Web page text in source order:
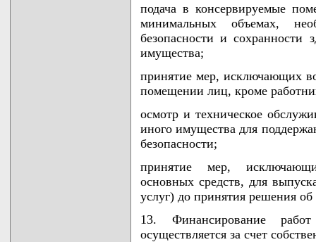
подача в консервируемые
минимальных объемах,
безопасности и сохранности
имущества;
принятие мер, исключающих
помещении лиц, кроме
осмотр и техническое
иного имущества для
безопасности;
принятие мер,
основных средств, для
услуг) до принятия решения
13. Финансирование
осуществляется за счет